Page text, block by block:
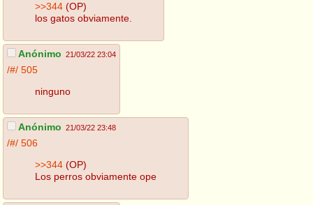
>>344 (OP)
los gatos obviamente.
Anónimo 21/03/22 23:04
/#/ 505
ninguno
Anónimo 21/03/22 23:48
/#/ 506
>>344 (OP)
Los perros obviamente ope